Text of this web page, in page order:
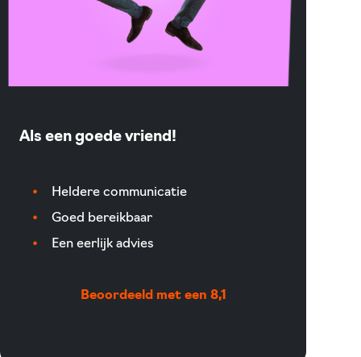
Als een goede vriend!
Heldere communicatie
Goed bereikbaar
Een eerlijk advies
Beoordeeld met een 8,1